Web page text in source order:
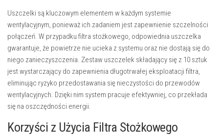
Uszczelki są kluczowym elementem w każdym systemie
wentylacyjnym, ponieważ ich zadaniem jest zapewnienie szczelności
połączeń. W przypadku filtra stożkowego, odpowiednia uszczelka
gwarantuje, że powietrze nie ucieka z systemu oraz nie dostają się do
niego zanieczyszczenia. Zestaw uszczelek składający się z 10 sztuk
jest wystarczający do zapewnienia długotrwałej eksploatacji filtra,
eliminując ryzyko przedostawania się nieczystości do przewodów
wentylacyjnych. Dzięki nim system pracuje efektywniej, co przekłada
się na oszczędności energii.
Korzyści z Użycia Filtra Stożkowego